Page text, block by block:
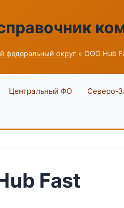
федеральный округ » ООО Hub
Центральный ФО Северо-
Fast